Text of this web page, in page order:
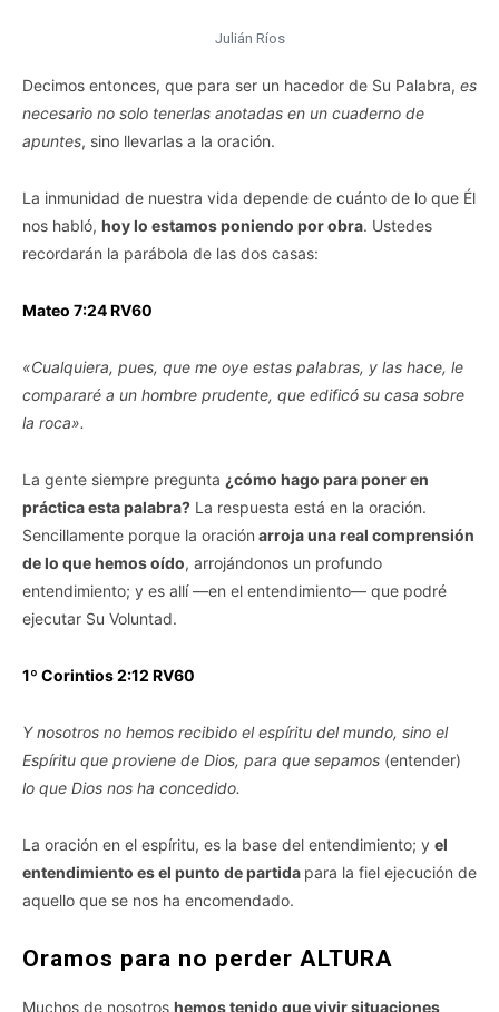
Julián Ríos
Decimos entonces, que para ser un hacedor de Su Palabra, es
necesario no solo tenerlas anotadas en un cuaderno de
apuntes, sino llevarlas a la oración.
La inmunidad de nuestra vida depende de cuánto de lo que Él
nos habló, hoy lo estamos poniendo por obra. Ustedes
recordarán la parábola de las dos casas:
Mateo 7:24 RV60
«Cualquiera, pues, que me oye estas palabras, y las hace, le
compararé a un hombre prudente, que edificó su casa sobre
la roca».
La gente siempre pregunta ¿cómo hago para poner en
práctica esta palabra? La respuesta está en la oración.
Sencillamente porque la oración arroja una real comprensión
de lo que hemos oído, arrojándonos un profundo
entendimiento; y es allí —en el entendimiento— que podré
ejecutar Su Voluntad.
1º Corintios 2:12 RV60
Y nosotros no hemos recibido el espíritu del mundo, sino el
Espíritu que proviene de Dios, para que sepamos (entender)
lo que Dios nos ha concedido.
La oración en el espíritu, es la base del entendimiento; y el
entendimiento es el punto de partida para la fiel ejecución de
aquello que se nos ha encomendado.
Oramos para no perder ALTURA
Muchos de nosotros hemos tenido que vivir situaciones